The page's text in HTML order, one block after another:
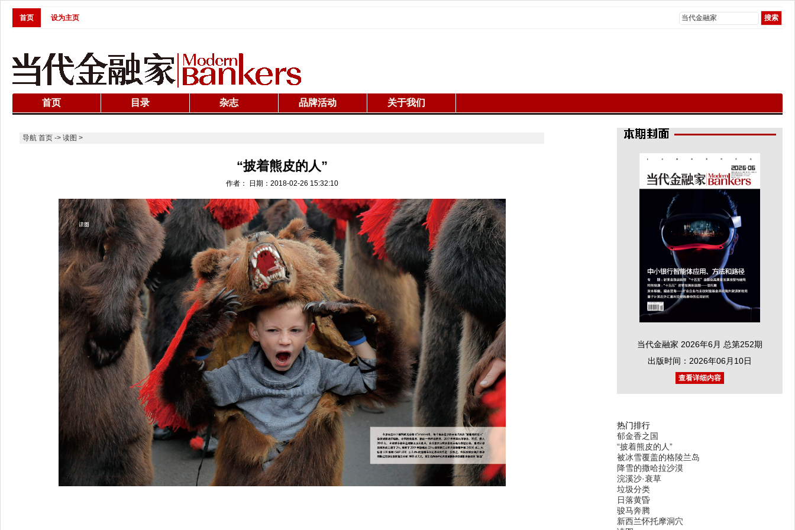
首页 设为主页
首页 目录 杂志 品牌活动 关于我们
导航 首页-> 读图 >
“披着熊皮的人”
作者： 日期：2018-02-26 15:32:10
当代金融家 2026年6月 总第252期
出版时间：2026年06月10日
查看详细内容
热门排行
郁金香之国
“披着熊皮的人”
被冰雪覆盖的格陵兰岛
降雪的撒哈拉沙漠
浣溪沙·衰草
垃圾分类
日落黄昏
骏马奔腾
新西兰怀托摩洞穴